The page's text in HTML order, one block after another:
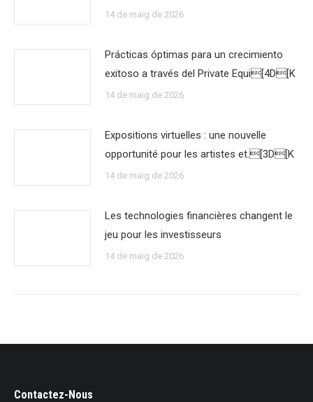
14 de maig de 2026
Prácticas óptimas para un crecimiento
exitoso a través del Private Equi[4D[K
14 de maig de 2026
Expositions virtuelles : une nouvelle
opportunité pour les artistes et.[3D[K
14 de maig de 2026
Les technologies financières changent le
jeu pour les investisseurs
14 de maig de 2026
Contactez-Nous